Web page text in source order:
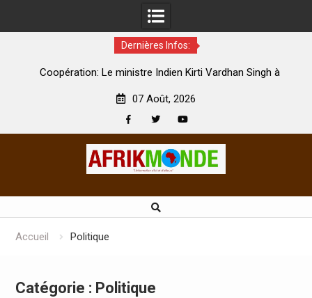
Dernières Infos:
Coopération: Le ministre Indien Kirti Vardhan Singh à
07 Août, 2026
Accueil Politique
Catégorie : Politique